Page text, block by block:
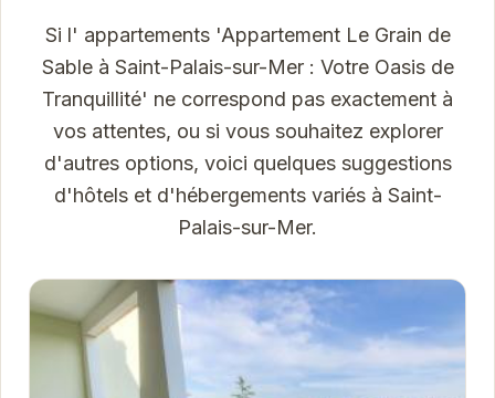
Si l' appartements 'Appartement Le Grain de
Sable à Saint-Palais-sur-Mer : Votre Oasis de
Tranquillité' ne correspond pas exactement à
vos attentes, ou si vous souhaitez explorer
d'autres options, voici quelques suggestions
d'hôtels et d'hébergements variés à Saint-
Palais-sur-Mer.